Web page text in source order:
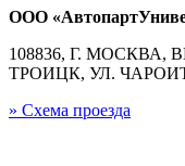
ООО
108836, Г. МОСКВА,
ТРОИЦК, УЛ.
» Схема проезда